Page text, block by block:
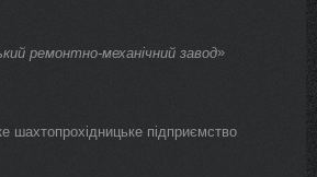
ремонтно-механічний завод»
шахтопрохідницьке підприємство